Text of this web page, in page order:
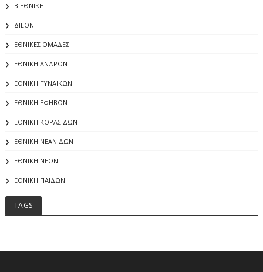
Β ΕΘΝΙΚΗ
ΔΙΕΘΝΗ
ΕΘΝΙΚΕΣ ΟΜΑΔΕΣ
ΕΘΝΙΚΗ ΑΝΔΡΩΝ
ΕΘΝΙΚΗ ΓΥΝΑΙΚΩΝ
ΕΘΝΙΚΗ ΕΦΗΒΩΝ
ΕΘΝΙΚΗ ΚΟΡΑΣΙΔΩΝ
ΕΘΝΙΚΗ ΝΕΑΝΙΔΩΝ
ΕΘΝΙΚΗ ΝΕΩΝ
ΕΘΝΙΚΗ ΠΑΙΔΩΝ
TAGS